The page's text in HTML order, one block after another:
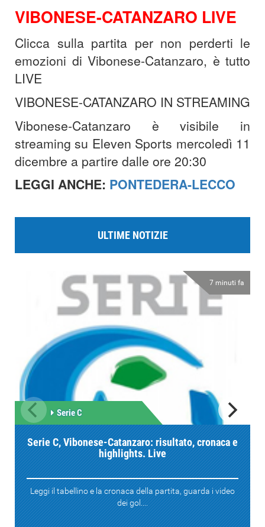
VIBONESE-CATANZARO LIVE
Clicca sulla partita per non perderti le
emozioni di Vibonese-Catanzaro, è tutto
LIVE
VIBONESE-CATANZARO IN STREAMING
Vibonese-Catanzaro è visibile in
streaming su Eleven Sports mercoledì 11
dicembre a partire dalle ore 20:30
LEGGI ANCHE: PONTEDERA-LECCO
ULTIME NOTIZIE
7 minuti fa
Serie C
Serie C, Vibonese-Catanzaro: risultato, cronaca e
highlights. Live
Leggi il tabellino e la cronaca della partita, guarda i video
dei gol....